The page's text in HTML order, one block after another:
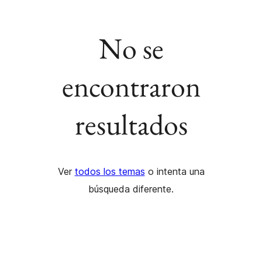
No se
encontraron
resultados
Ver todos los temas o intenta una
búsqueda diferente.